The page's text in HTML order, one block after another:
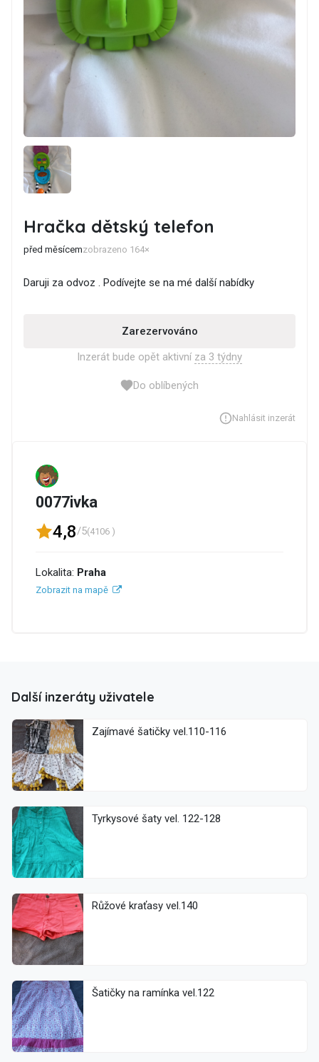
Hračka dětský telefon
před měsícemzobrazeno 164×
Daruji za odvoz . Podívejte se na mé další nabídky
Zarezervováno
Inzerát bude opět aktivní za 3 týdny
Do oblíbených
Nahlásit inzerát
0077ivka
4,8/5(4106 )
Lokalita: Praha
Zobrazit na mapě
Další inzeráty uživatele
Zajímavé šatičky vel.110-116
Tyrkysové šaty vel. 122-128
Růžové kraťasy vel.140
Šatičky na ramínka vel.122